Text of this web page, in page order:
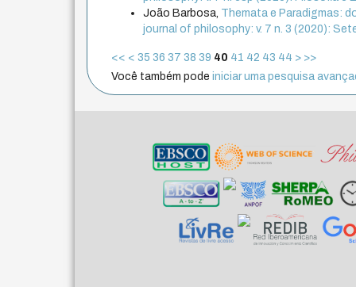
João Barbosa, Themata e Paradigmas:
journal of philosophy: v. 7 n. 3 (2020):
<< < 35 36 37 38 39 40 41 42 43 44 > >>
Você também podeiniciar uma pesquisa